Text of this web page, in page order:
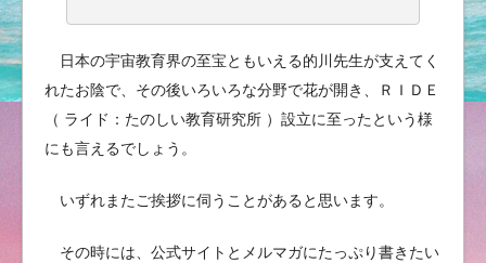
日本の宇宙教育界の至宝ともいえる的川先生が支えてく
れたお陰で、その後いろいろな分野で花が開き、ＲＩＤＥ
（ ライド：たのしい教育研究所 ）設立に至ったという様
にも言えるでしょう。
いずれまたご挨拶に伺うことがあると思います。
その時には、公式サイトとメルマガにたっぷり書きたい